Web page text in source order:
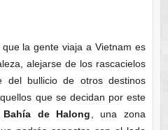
la gente viaja a Vietnam es
alejarse de los rascacielos
del bullicio de otros destinos
que se decidan por este
de Halong , una zona